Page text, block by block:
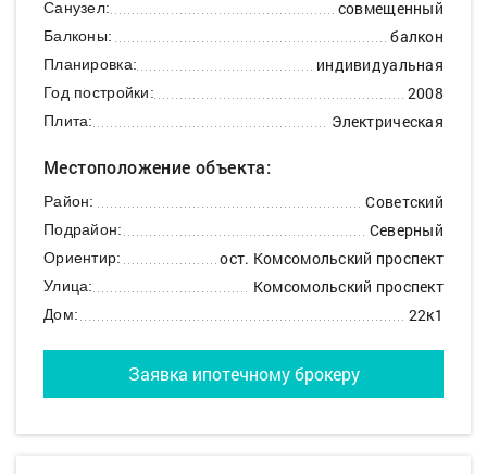
Санузел: совмещенный
Балконы: балкон
Планировка: индивидуальная
Год постройки: 2008
Плита: Электрическая
Местоположение объекта:
Район: Советский
Подрайон: Северный
Ориентир: ост. Комсомольский проспект
Улица: Комсомольский проспект
Дом: 22к1
Заявка ипотечному брокеру